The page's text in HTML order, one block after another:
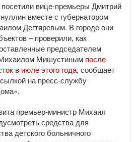
вице-премьеры Дмитрий
вместе с губернатором
Дегтяревым. В городе они
– проверили, как
председателем
Михаилом Мишустиным после
в июле этого года, сообщает
на пресс-службу
премьер-министр Михаил
средства для
детского больничного